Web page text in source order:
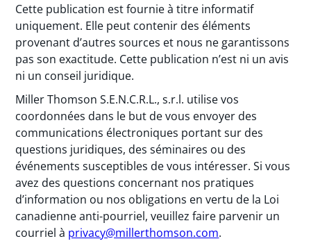
Cette publication est fournie à titre informatif
uniquement. Elle peut contenir des éléments
provenant d’autres sources et nous ne garantissons
pas son exactitude. Cette publication n’est ni un avis
ni un conseil juridique.
Miller Thomson S.E.N.C.R.L., s.r.l. utilise vos
coordonnées dans le but de vous envoyer des
communications électroniques portant sur des
questions juridiques, des séminaires ou des
événements susceptibles de vous intéresser. Si vous
avez des questions concernant nos pratiques
d’information ou nos obligations en vertu de la Loi
canadienne anti-pourriel, veuillez faire parvenir un
courriel à privacy@millerthomson.com.